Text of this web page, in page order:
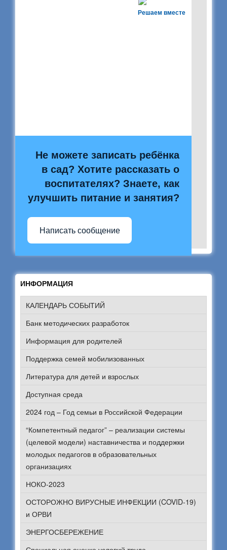
Решаем вместе
Не можете записать ребёнка
в сад? Хотите рассказать о
воспитателях? Знаете, как
улучшить питание и занятия?
Написать сообщение
ИНФОРМАЦИЯ
КАЛЕНДАРЬ СОБЫТИЙ
Банк методических разработок
Информация для родителей
Поддержка семей мобилизованных
Литература для детей и взрослых
Доступная среда
2024 год – Год семьи в Российской Федерации
“Компетентный педагог” – реализации системы
(целевой модели) наставничества и поддержки
молодых педагогов в образовательных
организациях
НОКО-2023
ОСТОРОЖНО ВИРУСНЫЕ ИНФЕКЦИИ (COVID-19)
и ОРВИ
ЭНЕРГОСБЕРЕЖЕНИЕ